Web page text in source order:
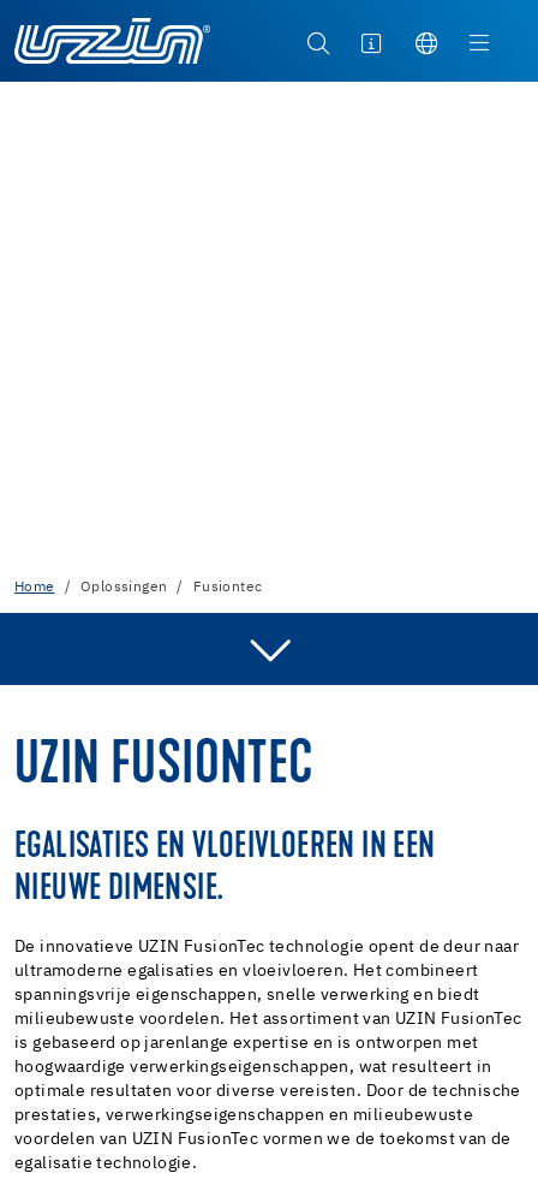
Home Oplossingen Fusiontec
UZIN FUSIONTEC EGALISATIES
UZIN FUSIONTEC VLOEIVLOEREN
UZIN FUSIONTEC
EGALISATIES EN VLOEIVLOEREN IN EEN
NIEUWE DIMENSIE.
De innovatieve UZIN FusionTec technologie opent de deur naar
ultramoderne egalisaties en vloeivloeren. Het combineert
spanningsvrije eigenschappen, snelle verwerking en biedt
milieubewuste voordelen. Het assortiment van UZIN FusionTec
is gebaseerd op jarenlange expertise en is ontworpen met
hoogwaardige verwerkingseigenschappen, wat resulteert in
optimale resultaten voor diverse vereisten. Door de technische
prestaties, verwerkingseigenschappen en milieubewuste
voordelen van UZIN FusionTec vormen we de toekomst van de
egalisatie technologie.